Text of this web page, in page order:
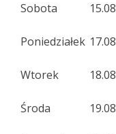
Sobota 15.08
Poniedziałek 17.08
Wtorek 18.08
Środa 19.08